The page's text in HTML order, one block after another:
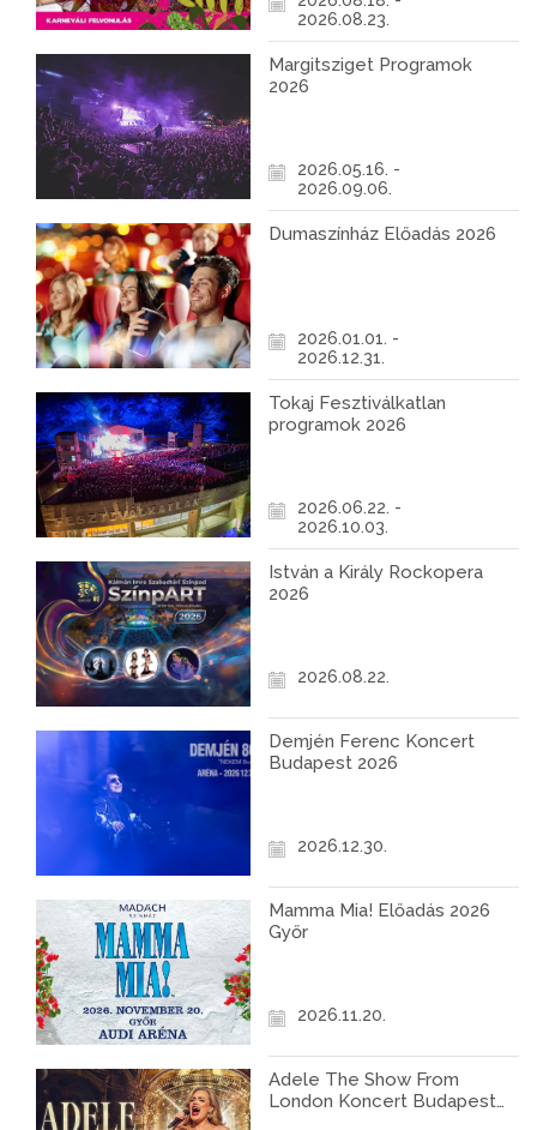
2026.08.23.
Margitsziget Programok
2026
2026.05.16. -
2026.09.06.
Dumaszínház Előadás 2026
2026.01.01. -
2026.12.31.
Tokaj Fesztiválkatlan
programok 2026
2026.06.22. -
2026.10.03.
István a Király Rockopera
2026
2026.08.22.
Demjén Ferenc Koncert
Budapest 2026
2026.12.30.
Mamma Mia! Előadás 2026
Győr
2026.11.20.
Adele The Show From
London Koncert Budapest